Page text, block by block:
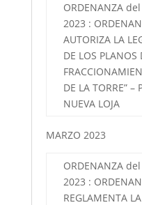
ORDENANZA
2023 :
AUTORIZA LA
DE LOS PLANOS
DE LA TORRE” –
NUEVA LOJA
MARZO 2023
ORDENANZA
2023 :
REGLAMENTA